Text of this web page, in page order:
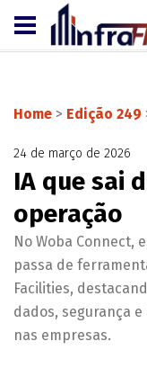
Home > Edição 249
24 de março de 2026
IA que sai
operação
No Woba Connect,
passa de
Facilities,
dados, segurança
nas empresas.